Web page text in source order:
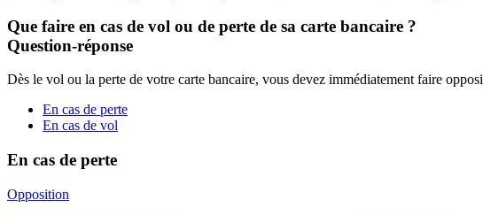
Que faire en cas de vol ou de perte de sa carte bancaire ?
Question-réponse
Dès le vol ou la perte de votre carte bancaire, vous devez immédiatement faire
En cas de perte
En cas de vol
En cas de perte
Opposition